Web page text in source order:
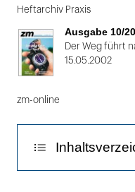
1
von
2
Heftarchiv Praxis
Ausgabe 10/
Der Weg führt
15.05.2002
zm-online